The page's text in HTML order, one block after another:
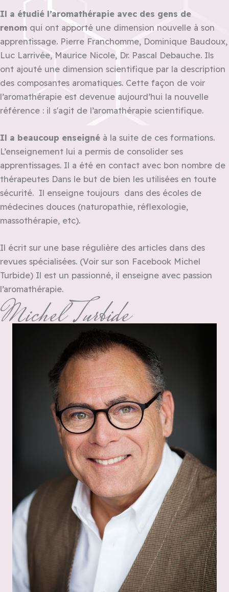
Il a étudié l’aromathérapie avec des gens de
renom qui ont apporté une dimension nouvelle à son
apprentissage. Pierre Franchomme, Dominique Baudoux,
Luc Larrivée, Maurice Nicole, Dr. Pascal Debauche. Ils
ont ajouté une dimension scientifique par la description
des composantes aromatiques. Cette façon de voir
l’aromathérapie est devenue aujourd’hui la nouvelle
référence : il s'agit de l’aromathérapie scientifique.
Il a beaucoup enseigné à la suite de ces formations.
L’enseignement lui a permis de consolider ses
apprentissages. Il a été en contact avec bon nombre de
thérapeutes Dans le but de bien les utilisées en toute
sécurité. Il enseigne toujours dans des écoles de
médecines douces (naturopathie, réflexologie,
massothérapie, etc).
Il écrit sur une base régulière des articles dans des
revues spécialisées. (Voir sur son Facebook Michel
Turbide) Il est un passionné, il enseigne avec passion
l’aromathérapie.
Michel Turbide